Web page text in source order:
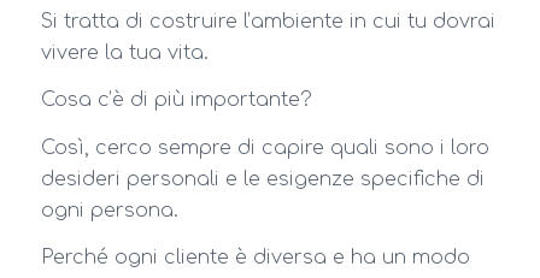
Si tratta di costruire l’ambiente in cui tu dovrai
vivere la tua vita.
Cosa c’è di più importante?
Così, cerco sempre di capire quali sono i loro
desideri personali e le esigenze specifiche di
ogni persona.
Perché ogni cliente è diversa e ha un modo